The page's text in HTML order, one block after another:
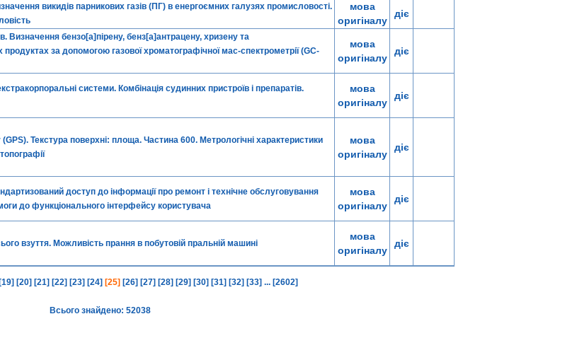
викидів парникових газів (ПГ) в енергоємних галузях промисловості.
мова
оригіналу
діє
Визначення бензо[a]пірену, бенз[a]антрацену, хризену та
за допомогою газової хроматографічної мас-спектрометрії (GC-
мова
оригіналу
діє
системи. Комбінація судинних пристроїв і препаратів.
мова
оригіналу
діє
(GPS). Текстура поверхні: площа. Частина 600. Метрологічні характеристики
мова
оригіналу
діє
доступ до інформації про ремонт і технічне обслуговування
до функціонального інтерфейсу користувача
мова
оригіналу
діє
взуття. Можливість прання в побутовій пральній машині
мова
оригіналу
діє
[19] [20] [21] [22] [23] [24] [25] [26] [27] [28] [29] [30] [31] [32] [33] ... [2602]
Всього знайдено: 52038